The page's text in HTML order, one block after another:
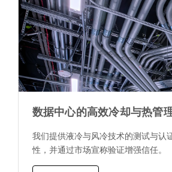
数据中心的高效冷却与热管
我们提供液冷与风冷技术的测试与认
性，并通过市场宣称验证增强信任。